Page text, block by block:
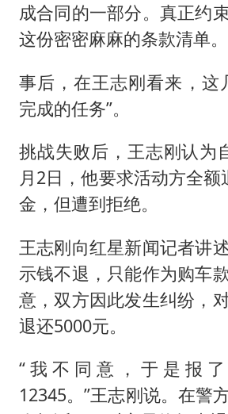
成合同的一部分。真正约
这份密密麻麻的条款清单。
事后，在王志刚看来，这
完成的任务”。
挑战失败后，王志刚认为
月2日，他要求活动方全
金，但遭到拒绝。
王志刚向红星新闻记者讲
示钱不退，只能作为购车
意，双方因此发生纠纷，
退还5000元。
“我不同意，于是报
12345。”王志刚说。在警